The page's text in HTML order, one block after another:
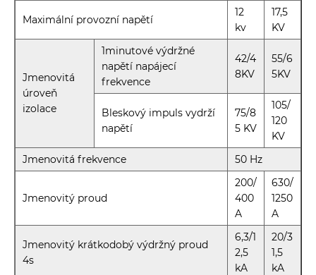
Maximální provozní napětí
12
kv
17,5
KV
Jmenovitá
úroveň
izolace
1minutové výdržné
napětí napájecí
frekvence
42/4
8KV
55/6
5KV
Bleskový impuls vydrží
napětí
75/8
5 KV
105/
120
KV
Jmenovitá frekvence
50 Hz
Jmenovitý proud
200/
400
A
630/
1250
A
Jmenovitý krátkodobý výdržný proud
4s
6,3/1
2,5
kA
20/3
1,5
kA